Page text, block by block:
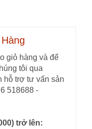
giỏ hàng và để
tôi qua
hỗ trợ tư vấn sản
518688 -
trở lên: